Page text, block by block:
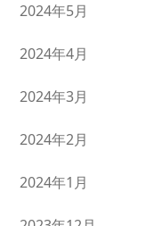
2024年5月
2024年4月
2024年3月
2024年2月
2024年1月